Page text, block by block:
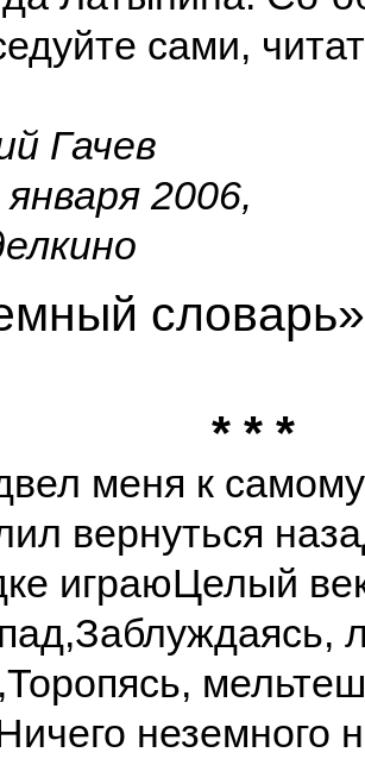
сами,
Гачев
2006,
словарь»
* * *
меня к
вернуться
играюЦелый
Заблуждаясь,
Торопясь,
неземного